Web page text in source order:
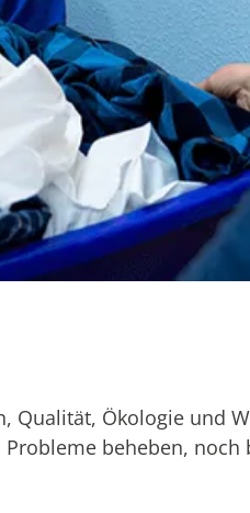
Qualität, Ökologie und
beheben, noch